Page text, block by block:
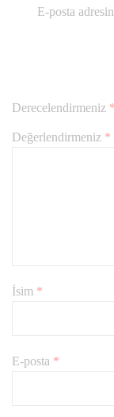
E-posta
Derecelendirmeniz *
Değerlendirmeniz *
İsim *
E-posta *